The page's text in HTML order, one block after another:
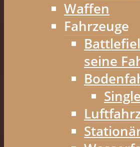
Waffen
Fahrzeuge
seine